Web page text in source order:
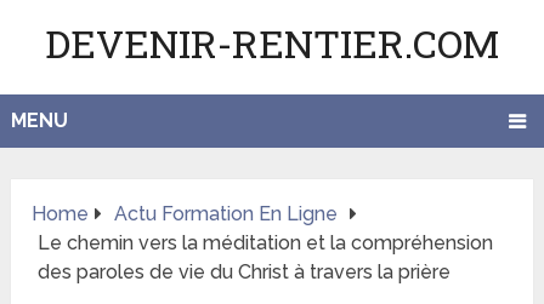
DEVENIR-RENTIER.COM
MENU
Home
Actu Formation En Ligne
Le chemin vers la méditation et la compréhension
des paroles de vie du Christ à travers la prière